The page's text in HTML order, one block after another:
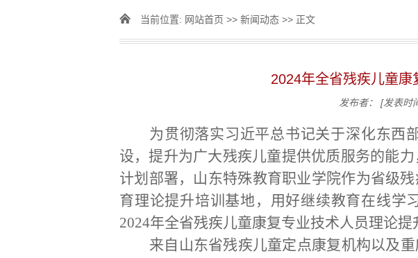
当前位置: 网站首页 >> 新闻动态 >> 正文
2024年全省残疾儿童
发布者： [发表时
为贯彻落实习近平总书记关于深化东西
设，提升为广大残疾儿童提供优质服务的能
计划部署，山东特殊教育职业学院作为省级
育理论提升培训基地，用好继续教育在线学
2024年全省残疾儿童康复专业技术人员理论提
来自山东省残疾儿童定点康复机构以及